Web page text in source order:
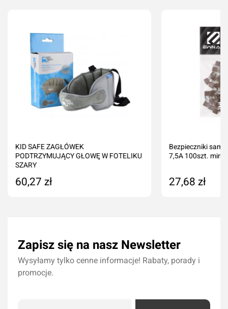
KID SAFE ZAGŁÓWEK
PODTRZYMUJĄCY GŁOWĘ W FOTELIKU
SZARY
60,27 zł
Bezpieczniki
7,5A 100szt. mini
27,68 zł
Zapisz się na nasz Newsletter
Wysyłamy tylko cenne informacje! Rabaty, porady i
promocje.